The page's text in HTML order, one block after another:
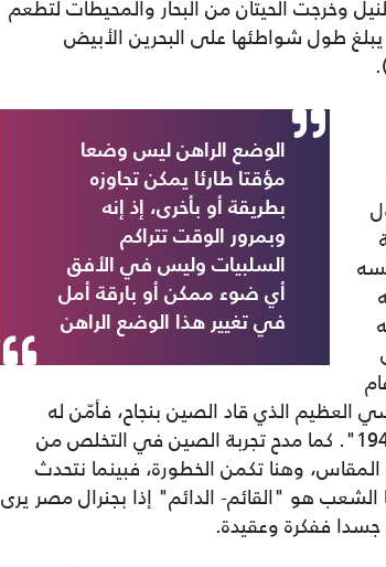
وخرجت الحيتان من البحار والمحيطات لتطعم
طول شواطئها على البحرين الأبيض
الوضع الراهن ليس وضعا
مؤقتا طارئا يمكن تجاوزه
بطريقة أو بأخرى، إذ إنه
وبمرور الوقت تتراكم
السلبيات وليس في الأفق
أي ضوء ممكن أو بارقة أمل
في تغيير هذا الوضع الراهن
بكل التهانى بمناسبة مرور 100 عام
الذي قاد الصين بنجاح، فأمّن له
الاستقلال التام وأقام هيكلا للدولة الصينية الحديثة عام 1949". كما مدح تجربة الصين في التخلص من
وهنا تكمن الخطورة، فبينما نتحدث
هو "القائم- الدائم" إذا بجنرال مصر يرى
جسدا ففكرة وعقيدة.